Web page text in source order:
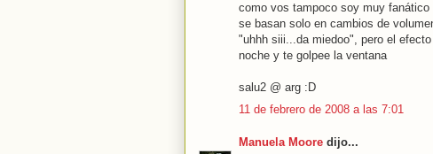
como vos tampoco soy muy
se basan solo en cambios de
"uhhh siii...da miedoo", pero el
noche y te golpee la ventana
salu2 @ arg :D
11 de febrero de 2008 a las 7:01
Manuela Moore dijo...